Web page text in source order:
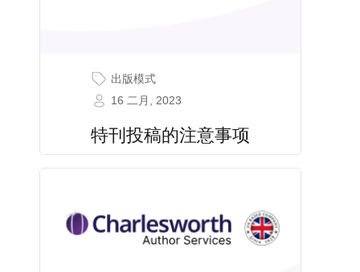
出版模式
16 二月, 2023
特刊投稿的注意事项